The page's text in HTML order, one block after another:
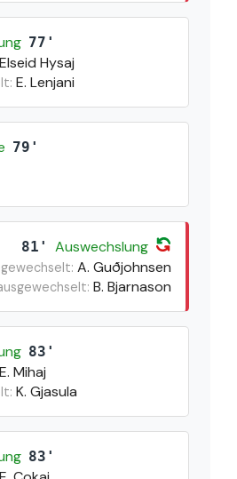
77'
Elseid Hysaj
E. Lenjani
79'
81' Auswechslung
A. Guðjohnsen
B. Bjarnason
83'
E. Mihaj
K. Gjasula
83'